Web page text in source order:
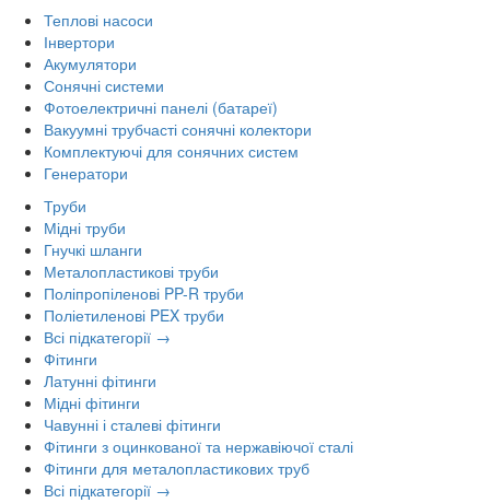
Теплові насоси
Інвертори
Акумулятори
Сонячні системи
Фотоелектричні панелі (батареї)
Вакуумні трубчасті сонячні колектори
Комплектуючі для сонячних систем
Генератори
Труби
Мідні труби
Гнучкі шланги
Металопластикові труби
Поліпропіленові PP-R труби
Поліетиленові PEX труби
Всі підкатегорії →
Фітинги
Латунні фітинги
Мідні фітинги
Чавунні і сталеві фітинги
Фітинги з оцинкованої та нержавіючої сталі
Фітинги для металопластикових труб
Всі підкатегорії →